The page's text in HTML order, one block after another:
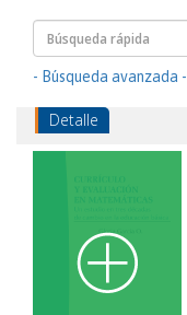
- Búsqueda avanzada -
Detalle